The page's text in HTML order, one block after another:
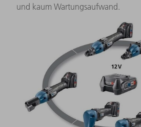
und kaum Wartungsaufwand.